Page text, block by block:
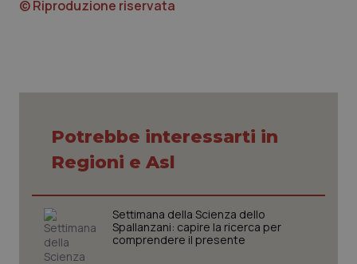
Provincia Autonoma di Trento
Sicilia
Umbria
Ipertensione & Scompenso
Neuroscienze & patologie neurodegenerative
Oftalmologia
© Riproduzione riservata
Potrebbe interessarti in
Regioni e Asl
Settimana della Scienza dello
Spallanzani: capire la ricerca per
comprendere il presente